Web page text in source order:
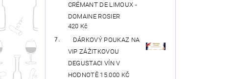
CRÉMANT DE LIMOUX -
DOMAINE ROSIER
420 Kč
DÁRKOVÝ POUKAZ NA
VIP ZÁŽITKOVOU
DEGUSTACI VÍN V
HODNOTĚ 15.000 KČ